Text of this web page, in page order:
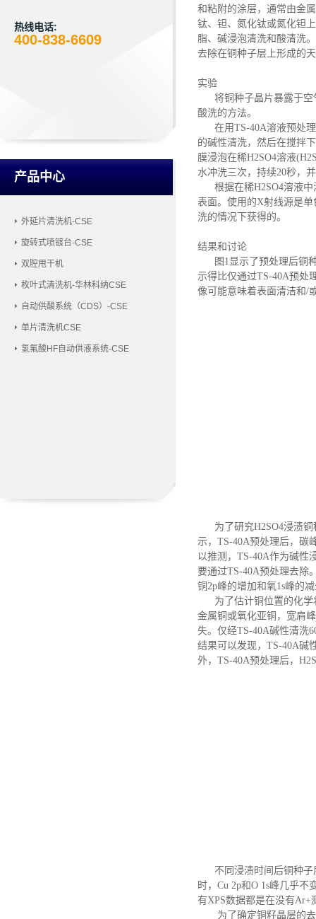
热线电话:
400-838-6609
产品中心
外延片清洗机-CSE
旋转式喷镀台-CSE
双腔甩干机
枚叶式清洗机-华林科纳CSE
自动供酸系统（CDS）-CSE
单片清洗机CSE
氢氟酸HF自动供液系统-CSE
和粘附的涂层，通常由金
钛、钽、氮化钛或氮化钽
脂、碱浸泡清洗和酸清洗
去除在铜种子层上形成的
实验
将铜种子晶片暴露于
酸洗的方法。
在用TS-40A溶液预处
的碱性清洗，然后在搅拌
膜浸泡在稀H2SO4溶液
水冲洗三次，持续20秒，
根据在稀H2SO4溶液
表面。使用的X射线源是
洗的情况下获得的。
结果和讨论
图 1显示了预处理后铜
示得比仅通过TS-40A预处
像可能意味着表面清洁和/
为了研究H2SO4浸渍
示，TS-40A预处理后，碳
以推测，TS-40A作为碱性
要通过TS-40A预处理去除
铜2p峰的增加和氧1s峰的
为了估计铜位置的化
金属铜或氧化亚铜，宽肩
失。仅经TS-40A碱性清洗
结果可以发现，TS-40A碱
外，TS-40A预处理后，
不同浸渍时间后铜种
时，Cu 2p和O 1s峰几乎
有XPS数据都是在没有Ar+
为了确定铜籽晶层的去